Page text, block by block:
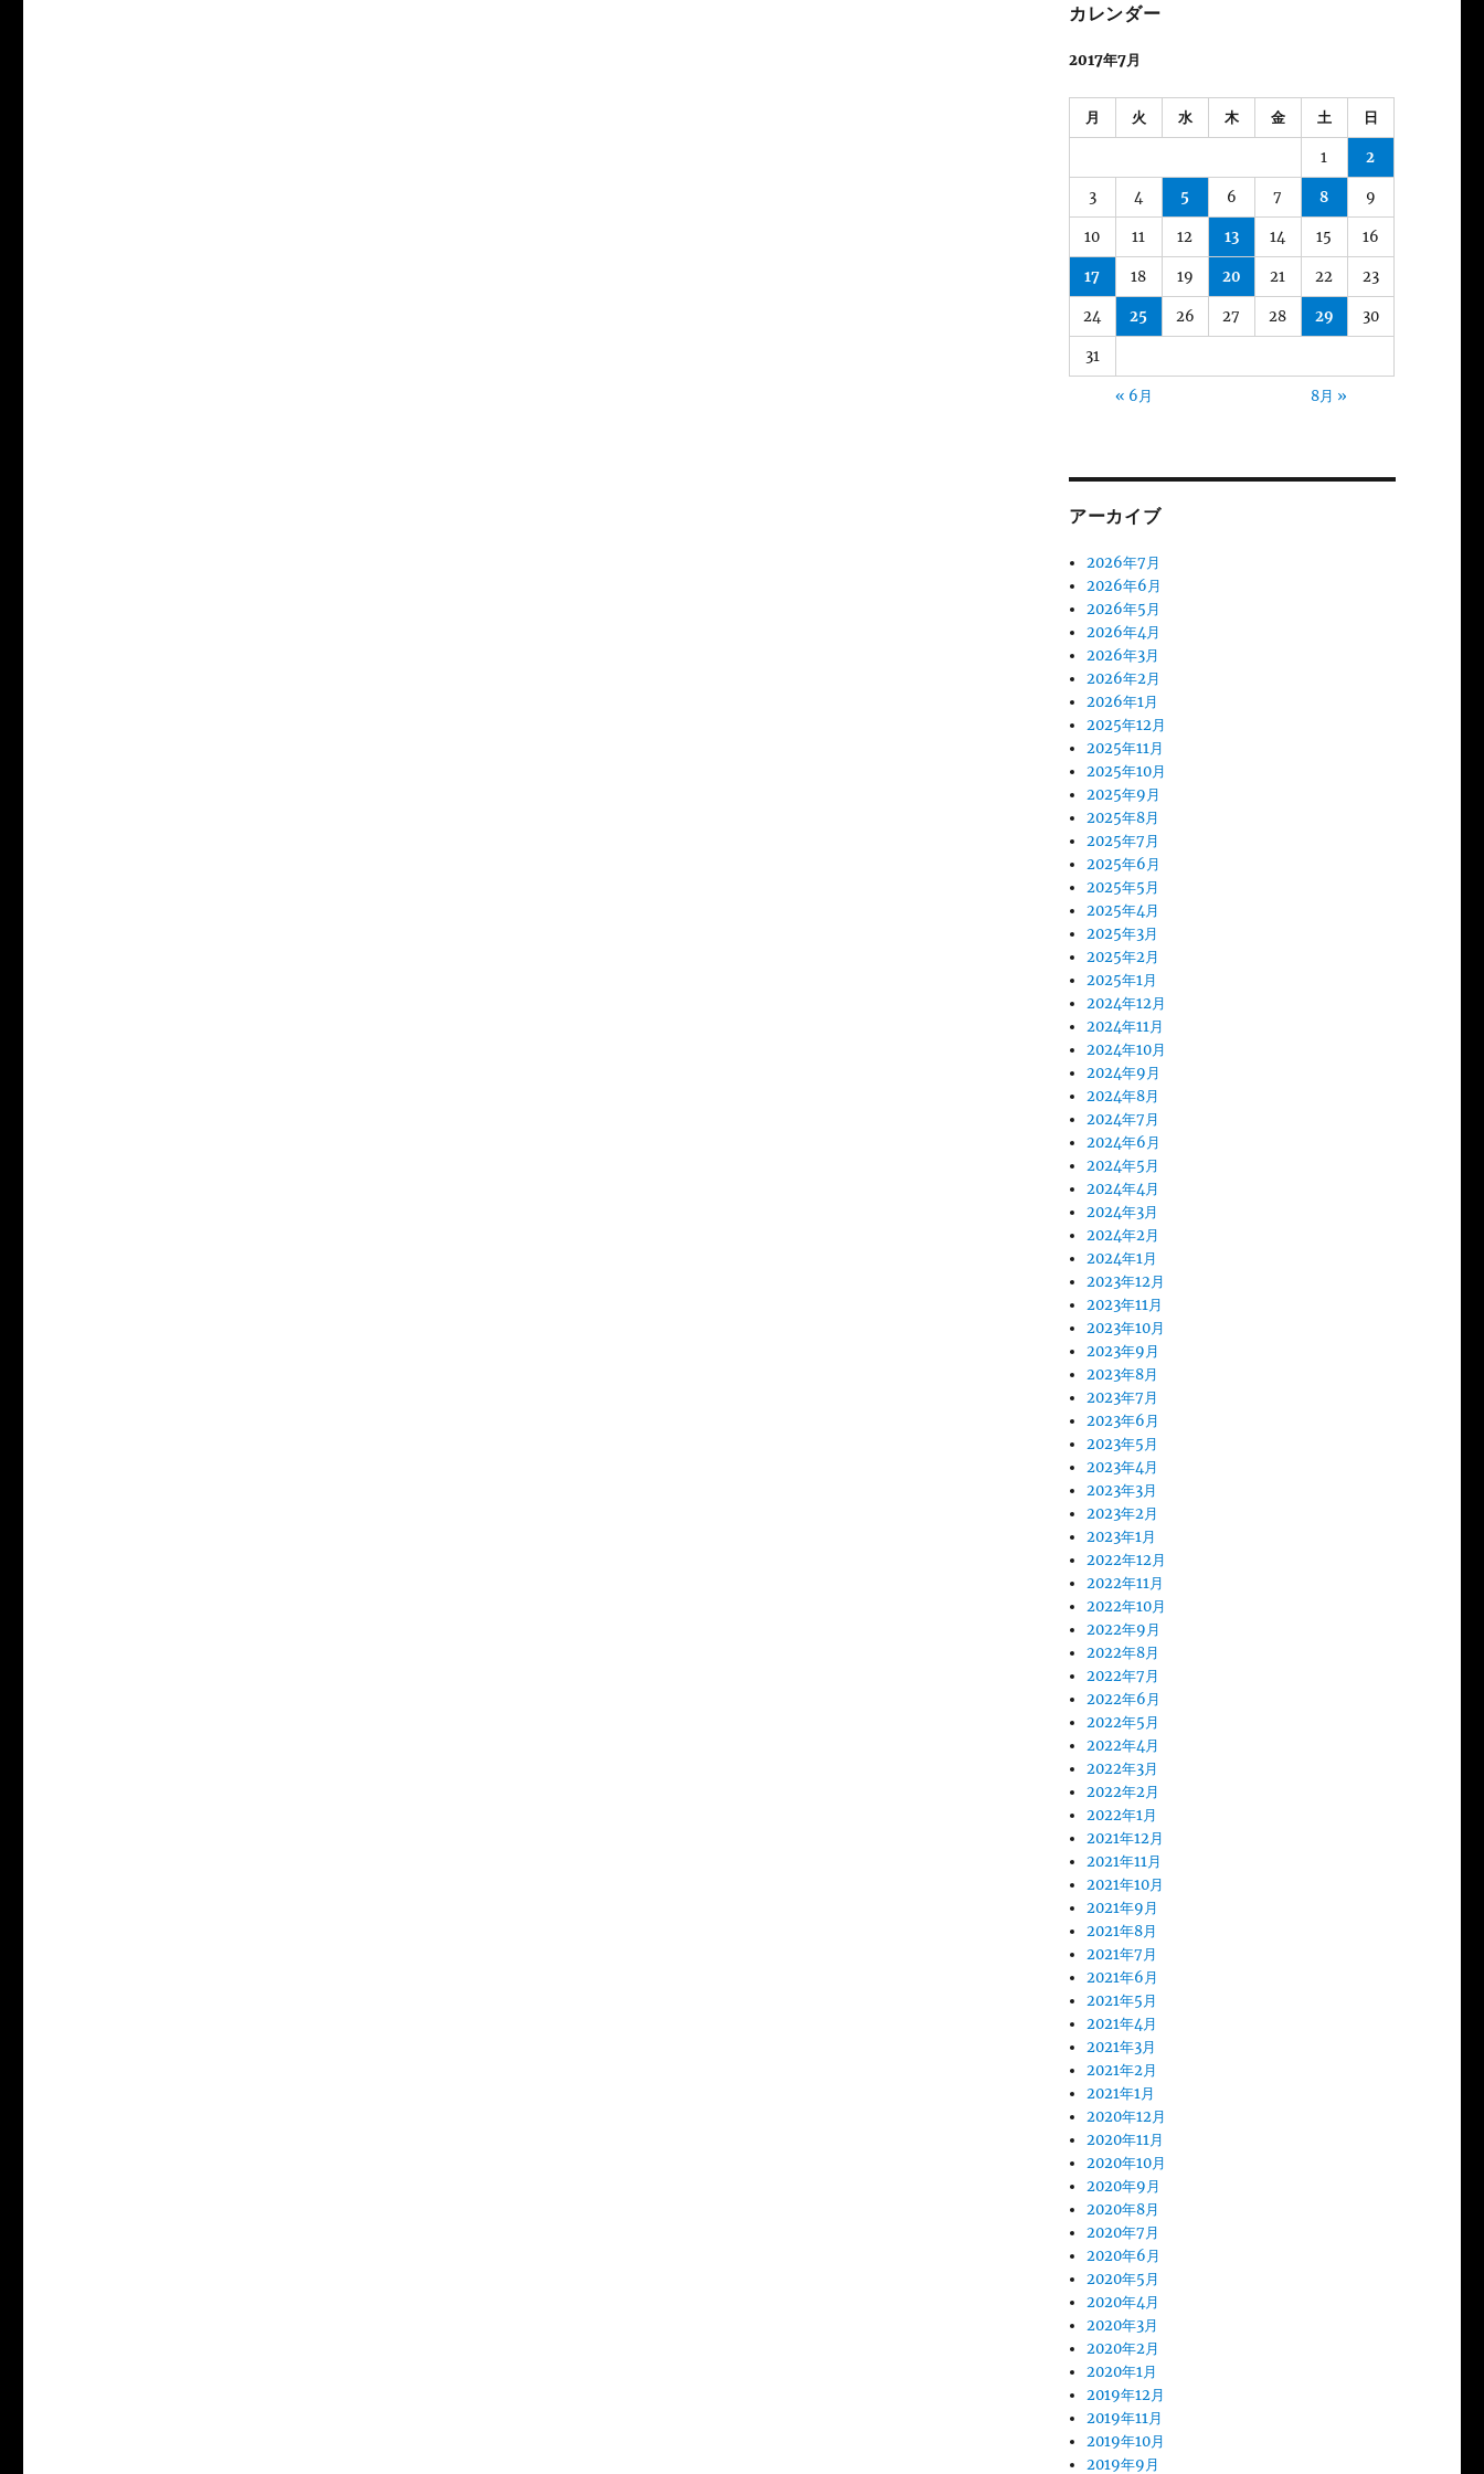
カレンダー
2017年7月
月 火 水 木 金 土 日
1 2
3 4 5 6 7 8 9
10 11 12 13 14 15 16
17 18 19 20 21 22 23
24 25 26 27 28 29 30
31
« 6月 8月 »
アーカイブ
2026年7月
2026年6月
2026年5月
2026年4月
2026年3月
2026年2月
2026年1月
2025年12月
2025年11月
2025年10月
2025年9月
2025年8月
2025年7月
2025年6月
2025年5月
2025年4月
2025年3月
2025年2月
2025年1月
2024年12月
2024年11月
2024年10月
2024年9月
2024年8月
2024年7月
2024年6月
2024年5月
2024年4月
2024年3月
2024年2月
2024年1月
2023年12月
2023年11月
2023年10月
2023年9月
2023年8月
2023年7月
2023年6月
2023年5月
2023年4月
2023年3月
2023年2月
2023年1月
2022年12月
2022年11月
2022年10月
2022年9月
2022年8月
2022年7月
2022年6月
2022年5月
2022年4月
2022年3月
2022年2月
2022年1月
2021年12月
2021年11月
2021年10月
2021年9月
2021年8月
2021年7月
2021年6月
2021年5月
2021年4月
2021年3月
2021年2月
2021年1月
2020年12月
2020年11月
2020年10月
2020年9月
2020年8月
2020年7月
2020年6月
2020年5月
2020年4月
2020年3月
2020年2月
2020年1月
2019年12月
2019年11月
2019年10月
2019年9月